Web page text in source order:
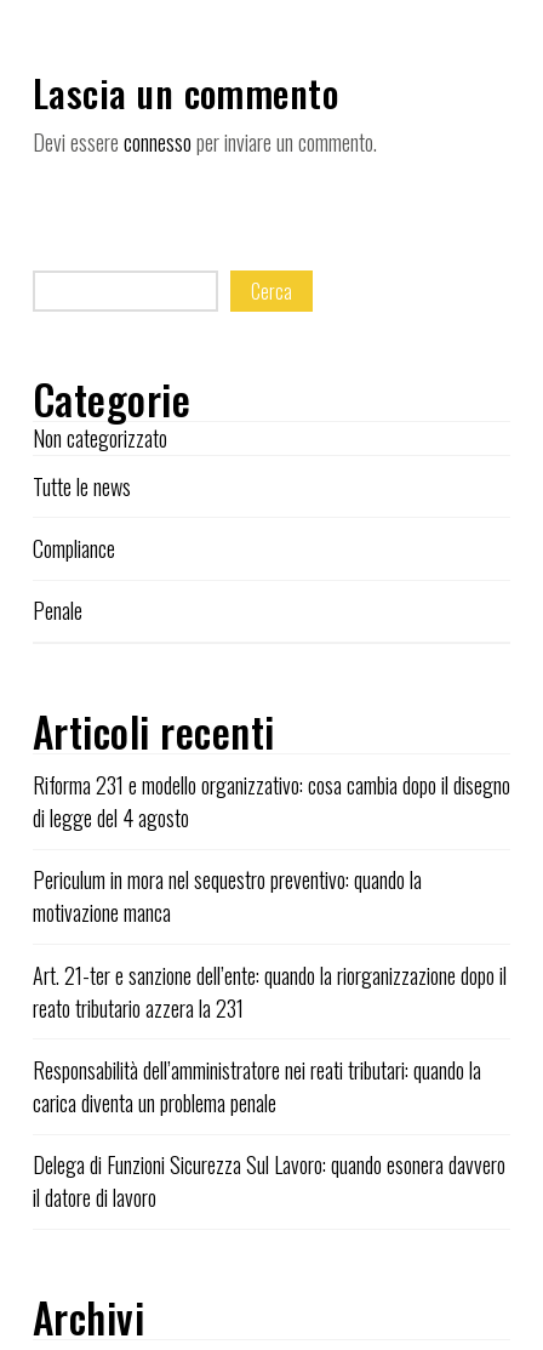
Lascia un commento
Devi essereconnessoper inviare un commento.
Cerca
Categorie
Non categorizzato
Tutte le news
Compliance
Penale
Articoli recenti
Riforma 231 e modello organizzativo: cosa cambia dopo il disegno
di legge del 4 agosto
Periculum in mora nel sequestro preventivo: quando la
motivazione manca
Art. 21-ter e sanzione dell’ente: quando la riorganizzazione dopo il
reato tributario azzera la 231
Responsabilità dell’amministratore nei reati tributari: quando la
carica diventa un problema penale
Delega di Funzioni Sicurezza Sul Lavoro: quando esonera davvero
il datore di lavoro
Archivi